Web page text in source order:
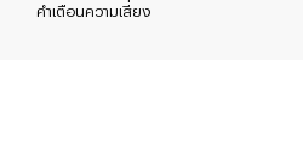
คำเตือนความเสี่ยง